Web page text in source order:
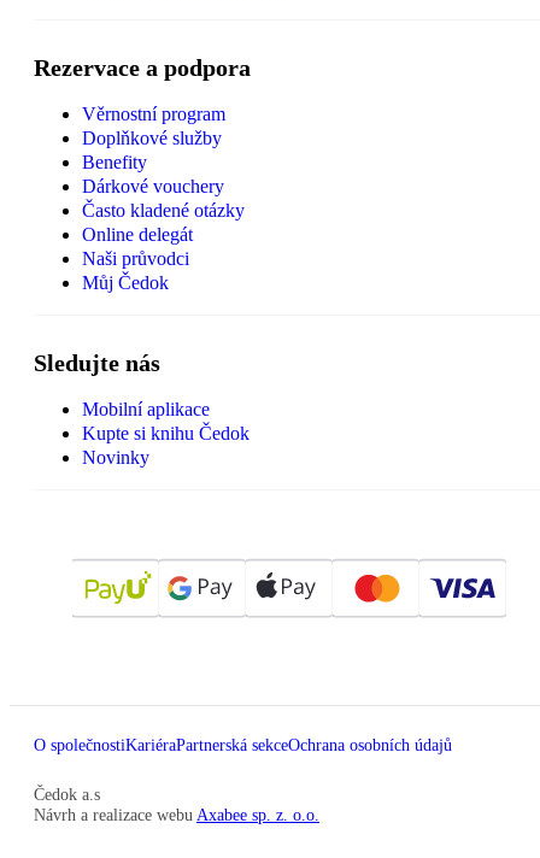
Rezervace a podpora
Věrnostní program
Doplňkové služby
Benefity
Dárkové vouchery
Často kladené otázky
Online delegát
Naši průvodci
Můj Čedok
Sledujte nás
Mobilní aplikace
Kupte si knihu Čedok
Novinky
O společnostiKariéraPartnerská sekceOchrana osobních údajů
Čedok a.s
Návrh a realizace webu Axabee sp. z. o.o.